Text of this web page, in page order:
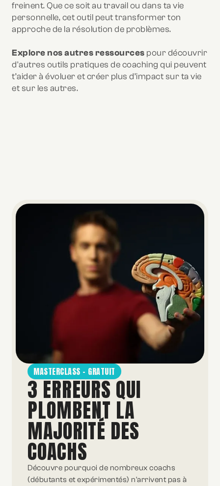
freinent. Que ce soit au travail ou dans ta vie
personnelle, cet outil peut transformer ton
approche de la résolution de problèmes.
Explore nos autres ressources pour découvrir
d'autres outils pratiques de coaching qui peuvent
t’aider à évoluer et créer plus d’impact sur ta vie
et sur les autres.
MASTERCLASS - GRATUIT
3 ERREURS QUI
PLOMBENT LA
MAJORITÉ DES
COACHS
Découvre pourquoi de nombreux coachs
(débutants et expérimentés) n'arrivent pas à